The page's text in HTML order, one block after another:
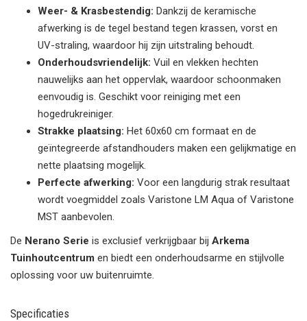
Weer- & Krasbestendig: Dankzij de keramische
afwerking is de tegel bestand tegen krassen, vorst en
UV-straling, waardoor hij zijn uitstraling behoudt.
Onderhoudsvriendelijk: Vuil en vlekken hechten
nauwelijks aan het oppervlak, waardoor schoonmaken
eenvoudig is. Geschikt voor reiniging met een
hogedrukreiniger.
Strakke plaatsing: Het 60x60 cm formaat en de
geïntegreerde afstandhouders maken een gelijkmatige en
nette plaatsing mogelijk.
Perfecte afwerking: Voor een langdurig strak resultaat
wordt voegmiddel zoals Varistone LM Aqua of Varistone
MST aanbevolen.
De Nerano Serie is exclusief verkrijgbaar bij Arkema
Tuinhoutcentrum en biedt een onderhoudsarme en stijlvolle
oplossing voor uw buitenruimte.
Specificaties